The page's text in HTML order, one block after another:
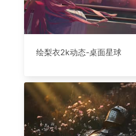
绘梨衣2k动态-桌面星球